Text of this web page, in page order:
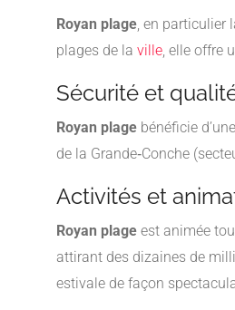
Royan plage, en particulier
plages de la ville, elle offre
Sécurité et
Royan plage bénéficie
de la Grande‑Conche
Activités et
Royan plage est animée
attirant des dizaines de
estivale de façon